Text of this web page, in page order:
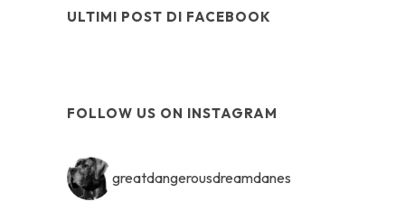
ULTIMI POST DI FACEBOOK
FOLLOW US ON INSTAGRAM
greatdangerousdreamdanes